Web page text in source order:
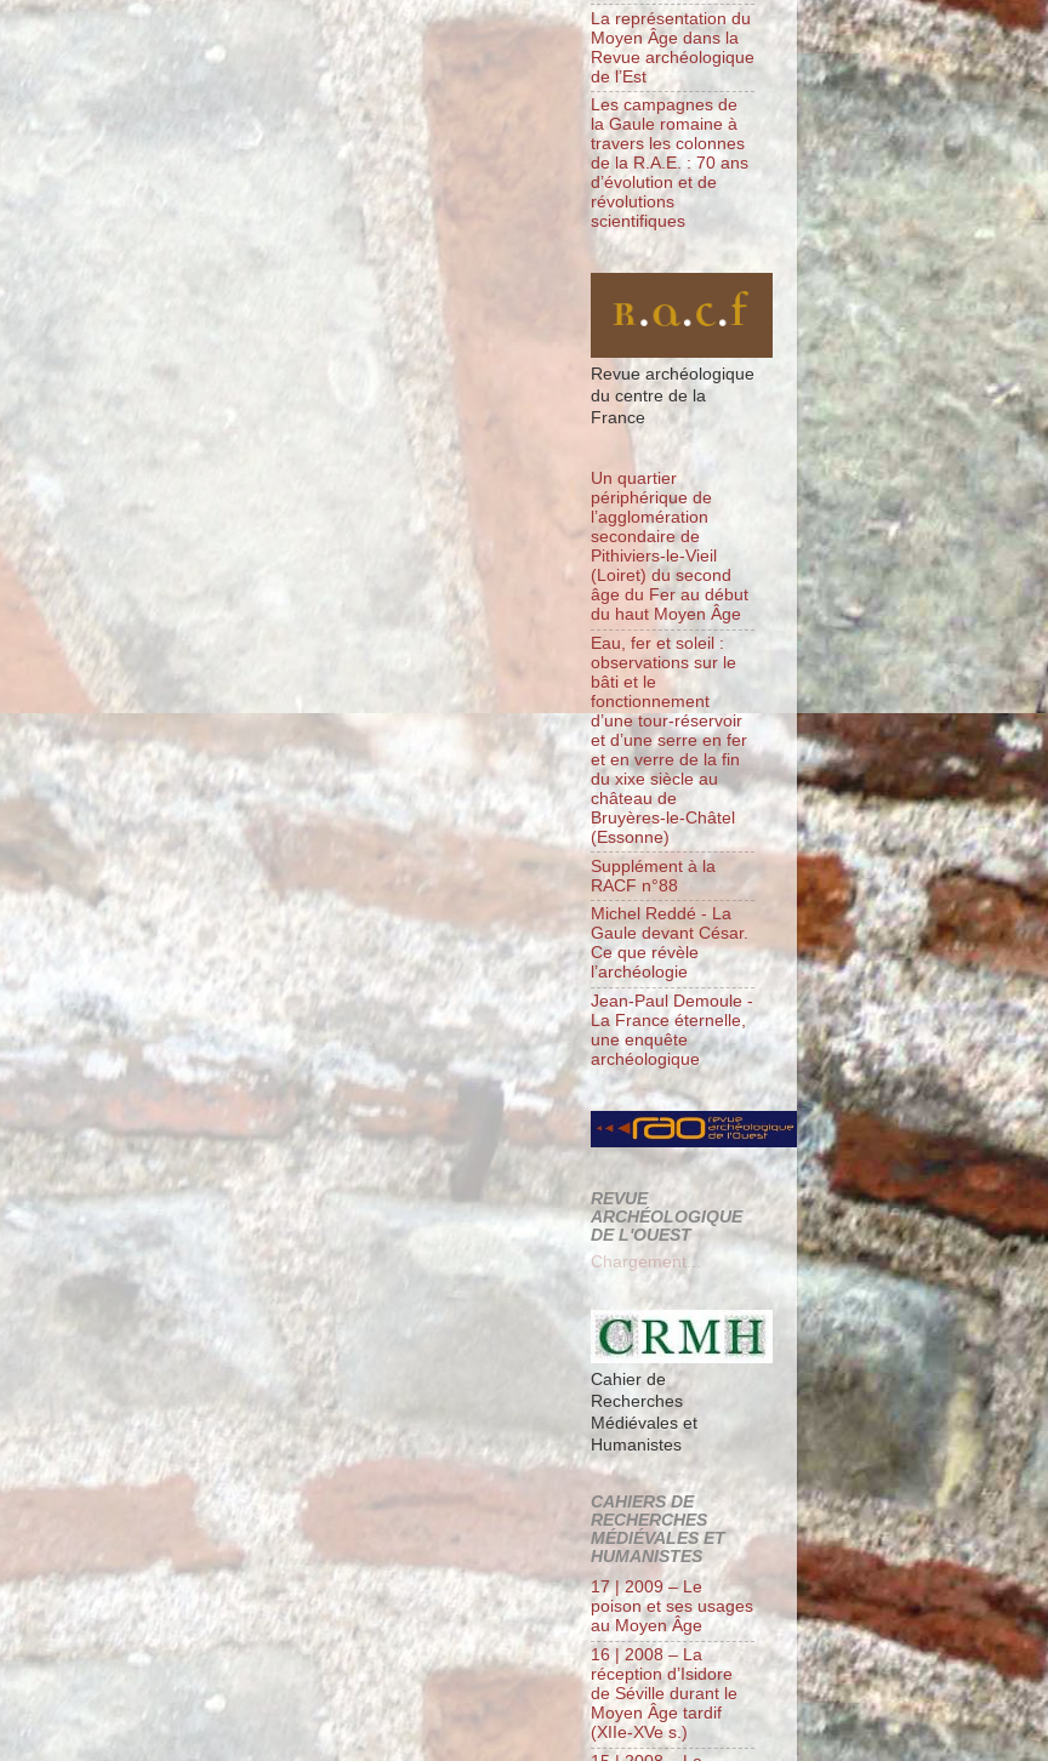
La représentation du
Moyen Âge dans la
Revue archéologique
de l’Est
Les campagnes de
la Gaule romaine à
travers les colonnes
de la R.A.E. : 70 ans
d’évolution et de
révolutions
scientifiques
Revue archéologique
du centre de la
France
Un quartier
périphérique de
l’agglomération
secondaire de
Pithiviers-le-Vieil
(Loiret) du second
âge du Fer au début
du haut Moyen Âge
Eau, fer et soleil :
observations sur le
bâti et le
fonctionnement
d’une tour-réservoir
et d’une serre en fer
et en verre de la fin
du xixe siècle au
château de
Bruyères-le-Châtel
(Essonne)
Supplément à la
RACF n°88
Michel Reddé - La
Gaule devant César.
Ce que révèle
l’archéologie
Jean-Paul Demoule -
La France éternelle,
une enquête
archéologique
REVUE
ARCHÉOLOGIQUE
DE L'OUEST
Chargement...
Cahier de
Recherches
Médiévales et
Humanistes
CAHIERS DE
RECHERCHES
MÉDIÉVALES ET
HUMANISTES
17 | 2009 – Le
poison et ses usages
au Moyen Âge
16 | 2008 – La
réception d’Isidore
de Séville durant le
Moyen Âge tardif
(XIIe-XVe s.)